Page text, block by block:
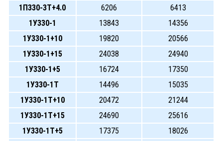
1П330-3Т+4.0
6206
6413
1У330-1
13843
14356
1У330-1+10
19820
20566
1У330-1+15
24038
24940
1У330-1+5
16724
17350
1У330-1Т
14496
15035
1У330-1Т+10
20472
21244
1У330-1Т+15
24690
25616
1У330-1Т+5
17375
18026